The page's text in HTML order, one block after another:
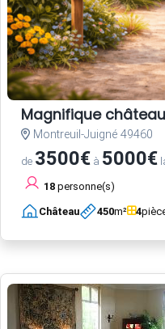
Magnifique
Montreuil-Juigné 49460
de 3500€ à 5000€
18 personne(s)
Château 450m² 4